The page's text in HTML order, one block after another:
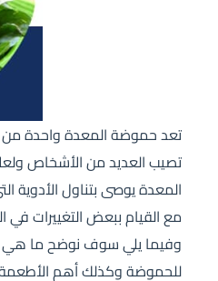
تعد حموضة المعدة واحدة من
تصيب العديد من الأشخاص
المعدة يوصى بتناول الأدوية
مع القيام ببعض التغييرات في
وفيما يلي سوف نوضح ما هي
للحموضة وكذلك أهم